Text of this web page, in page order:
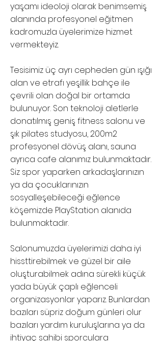
yaşamı ideoloji olarak benimsemiş
alanında profesyonel eğitmen
kadromuzla üyelerimize hizmet
vermekteyiz.
Tesisimiz üç ayrı cepheden gün ışığı
alan ve etrafı yeşillik bahçe ile
çevrili olan doğal bir ortamda
bulunuyor. Son teknoloji aletlerle
donatılmış geniş fitness salonu ve
şık pilates studyosu, 200m2
profesyonel dövüş alanı, sauna
ayrıca cafe alanımız bulunmaktadır.
Siz spor yaparken arkadaşlarınızın
ya da çocuklarınızın
sosyalleşebileceği eğlence
köşemizde PlayStation alanıda
bulunmaktadır.
Salonumuzda üyelerimizi daha iyi
hissttirebilmek ve güzel bir aile
oluşturabilmek adına sürekli küçük
yada büyük çaplı eğlenceli
organizasyonlar yaparız. Bunlardan
bazıları süpriz doğum günleri olur
bazıları yardım kuruluşlarına ya da
ihtiyaç sahibi sporculara